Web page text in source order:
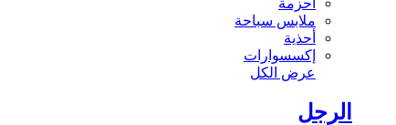
ملابس سباحة
أحذية
إكسسوارات
عرض الكل
الرجل